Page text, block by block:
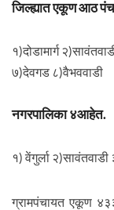
जिल्ह्यात एकूण आठ
१)दोडामार्ग
७)देवगड ८)वैभववाडी
नगरपालिका ४आहेत.
१) वेंगुर्ला
ग्रामपंचायत एकूण